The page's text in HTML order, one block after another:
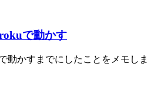
で動かす
動かすまでにしたことをメモしま